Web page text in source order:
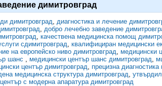
димитровград
димитровград, диагностика и лечение
, добро лечебно заведение
, качествена медицинска помощ
сдимитровград, квалифициран медицински
на европейско ниво димитровград, медицински
шанс , медицински център шанс димитровград,
център димитровград, прецизна диагностика
медицинска структура димитровград,
център с модерна апаратура димитровград